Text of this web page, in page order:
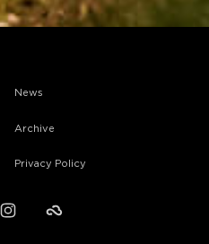
News
Archive
Privacy Policy
InstagramFailiem.lv